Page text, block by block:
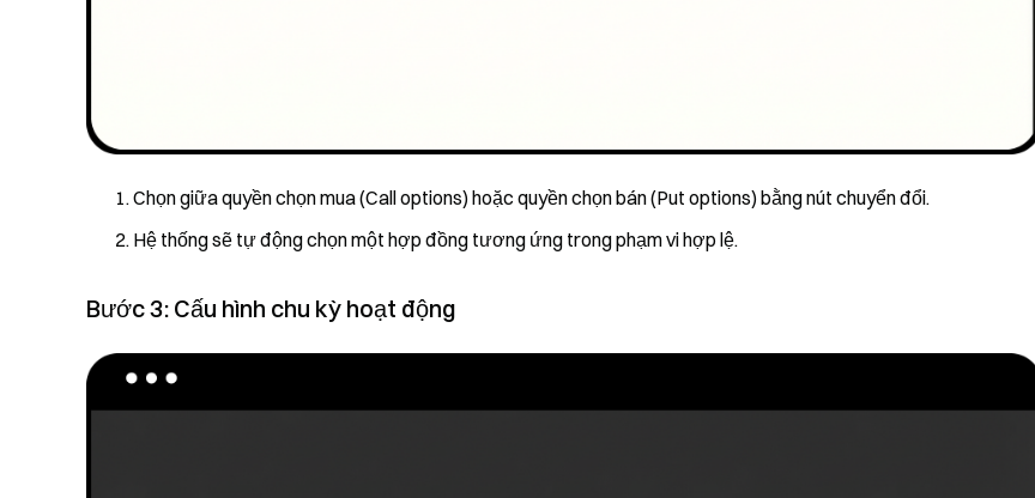
Chọn giữa quyền chọn mua (Call options) hoặc quyền chọn bán (Put options) bằng nút chuyển đổi.
Hệ thống sẽ tự động chọn một hợp đồng tương ứng trong phạm vi hợp lệ.
Bước 3: Cấu hình chu kỳ hoạt động